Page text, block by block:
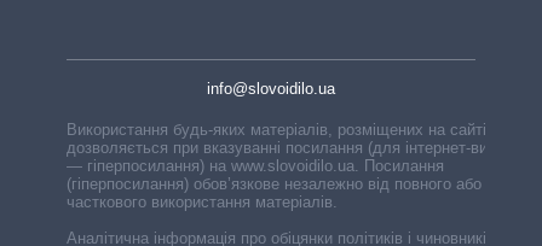
info@slovoidilo.ua
Використання будь-яких матеріалів, розміщених на сайті,
дозволяється при вказуванні посилання (для інтернет-видань
— гіперпосилання) на www.slovoidilo.ua. Посилання
(гіперпосилання) обов’язкове незалежно від повного або
часткового використання матеріалів.
Аналітична інформація про обіцянки політиків і чиновників,